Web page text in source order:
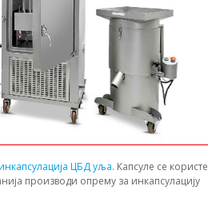
ЦБД уља. Капсуле се користе
производи опрему за инкапсулацију